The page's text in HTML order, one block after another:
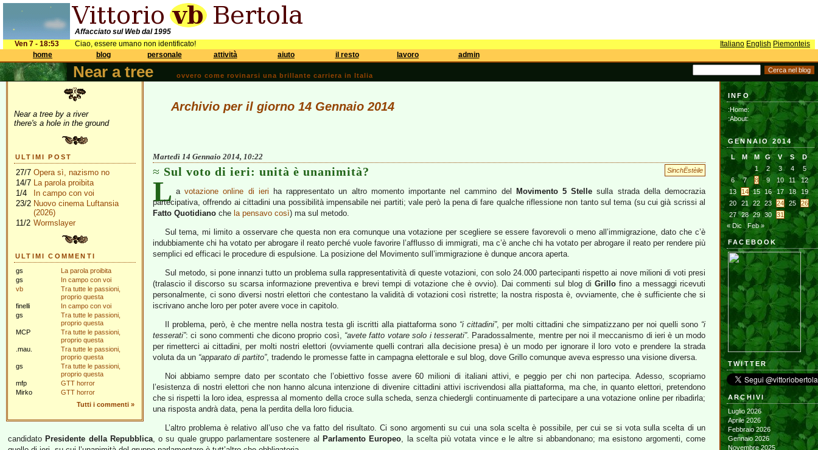
Affacciato sul Web dal 1995
Ven 7 - 18:53
Ciao, essere umano non identificato! Italiano English Piemonteis
home
blog personale attività aiuto il resto lavoro admin
Near a tree ovvero come rovinarsi una brillante carriera in Italia
Near a tree by a river
there's a hole in the ground
ULTIMI POST
27/7 Opera sì, nazismo no
14/7 La parola proibita
1/4
In campo con voi
23/2 Nuovo cinema Luftansia
(2026)
11/2 Wormslayer
ULTIMI COMMENTI
gs
La parola proibita
gs
In campo con voi
vb
Tra tutte le passioni,
proprio questa
finelli
In campo con voi
gs
Tra tutte le passioni,
proprio questa
MCP
Tra tutte le passioni,
proprio questa
.mau.
Tra tutte le passioni,
proprio questa
gs
Tra tutte le passioni,
proprio questa
mfp
GTT horror
Mirko
GTT horror
Tutti i commenti »
Archivio per il giorno 14 Gennaio 2014
Martedì 14 Gennaio 2014, 10:22
SinchËstèile
Sul voto di ieri: unità è unanimità?
L avotazione online di ieri ha rappresentato un altro momento importante nel cammino del Movimento 5 Stelle sulla strada della democrazia
partecipativa, offrendo ai cittadini una possibilità impensabile nei partiti; vale però la pena di fare qualche riflessione non tanto sul tema (su cui già scrissi al
Fatto Quotidiano che la pensavo così) ma sul metodo.
Sul tema, mi limito a osservare che questa non era comunque una votazione per scegliere se essere favorevoli o meno all’immigrazione, dato che c’è
indubbiamente chi ha votato per abrogare il reato perché vuole favorire l’afflusso di immigrati, ma c’è anche chi ha votato per abrogare il reato per rendere più
semplici ed efficaci le procedure di espulsione. La posizione del Movimento sull’immigrazione è dunque ancora aperta.
Sul metodo, si pone innanzi tutto un problema sulla rappresentatività di queste votazioni, con solo 24.000 partecipanti rispetto ai nove milioni di voti presi
(tralascio il discorso su scarsa informazione preventiva e brevi tempi di votazione che è ovvio). Dai commenti sul blog diGrillo fino a messaggi ricevuti
personalmente, ci sono diversi nostri elettori che contestano la validità di votazioni così ristrette; la nostra risposta è, ovviamente, che è sufficiente che si
iscrivano anche loro per poter avere voce in capitolo.
Il problema, però, è che mentre nella nostra testa gli iscritti alla piattaforma sono “i cittadini”, per molti cittadini che simpatizzano per noi quelli sono “i
tesserati”: ci sono commenti che dicono proprio così, “avete fatto votare solo i tesserati”. Paradossalmente, mentre per noi il meccanismo di ieri è un modo
per rimetterci ai cittadini, per molti nostri elettori (ovviamente quelli contrari alla decisione presa) è un modo per ignorare il loro voto e prendere la strada
voluta da un “apparato di partito”, tradendo le promesse fatte in campagna elettorale e sul blog, dove Grillo comunque aveva espresso una visione diversa.
Noi abbiamo sempre dato per scontato che l’obiettivo fosse avere 60 milioni di italiani attivi, e peggio per chi non partecipa. Adesso, scopriamo
l’esistenza di nostri elettori che non hanno alcuna intenzione di divenire cittadini attivi iscrivendosi alla piattaforma, ma che, in quanto elettori, pretendono
che si rispetti la loro idea, espressa al momento della croce sulla scheda, senza chiedergli continuamente di partecipare a una votazione online per ribadirla;
una risposta andrà data, pena la perdita della loro fiducia.
L’altro problema è relativo all’uso che va fatto del risultato. Ci sono argomenti su cui una sola scelta è possibile, per cui se si vota sulla scelta di un
candidato Presidente della Repubblica, o su quale gruppo parlamentare sostenere al Parlamento Europeo, la scelta più votata vince e le altre si abbandonano; ma esistono argomenti, come
INFO
:Home:
:About:
GENNAIO 2014
L M M G V S
D
1
2 3 4
5
6
7 8 9 10 11
12
13
14 15 16 17 18
19
20
21 22 23 24 25
26
27
28 29 30
31
« Dic
Feb »
FACEBOOK
TWITTER
ARCHIVI
Luglio 2026
Aprile 2026
Febbraio 2026
Gennaio 2026
Novembre 2025